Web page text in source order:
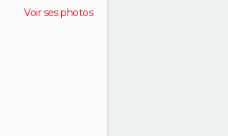
Voir ses photos